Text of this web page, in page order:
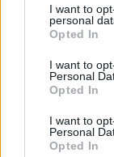
not limited to
grant or deny
use your data
consent section.
I want to
personal
Opted In
I want to
Personal
Opted In
I want to
Personal
Opted In
Νικόλ